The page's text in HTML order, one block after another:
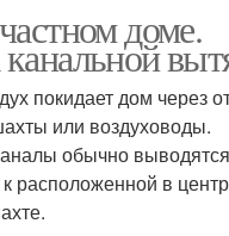
доме.
покидает дом через
или воздуховоды.
обычно
расположенной в